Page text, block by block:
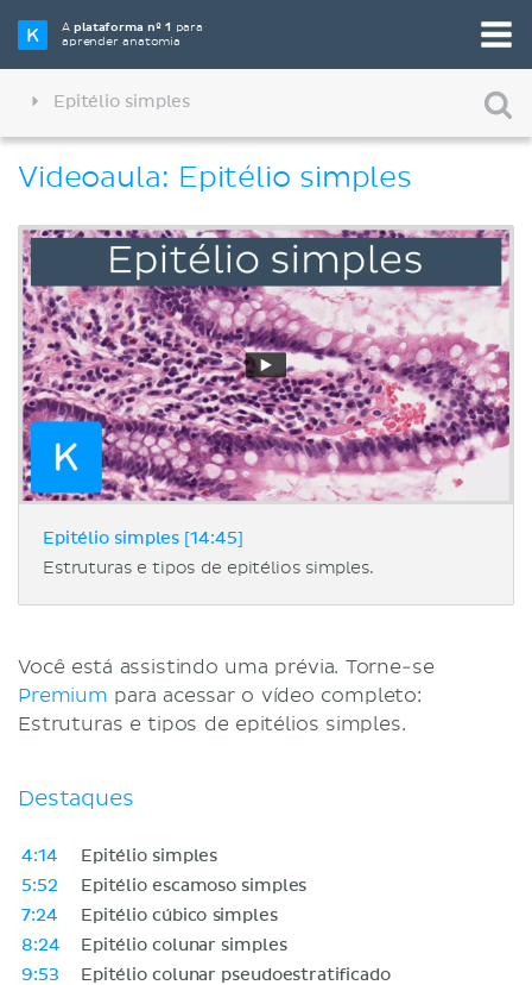
Aplataforma nº 1 para
aprender anatomia
Epitélio simples
Videoaula: Epitélio simples
Epitélio simples [14:45]
Estruturas e tipos de epitélios simples.
Você está assistindo uma prévia. Torne-se
Premium para acessar o vídeo completo:
Estruturas e tipos de epitélios simples.
Destaques
4:14
Epitélio simples
5:52
Epitélio escamoso simples
7:24
Epitélio cúbico simples
8:24
Epitélio colunar simples
9:53
Epitélio colunar pseudoestratificado